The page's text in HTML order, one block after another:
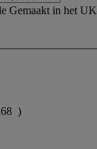
Gemaakt in het UK
)